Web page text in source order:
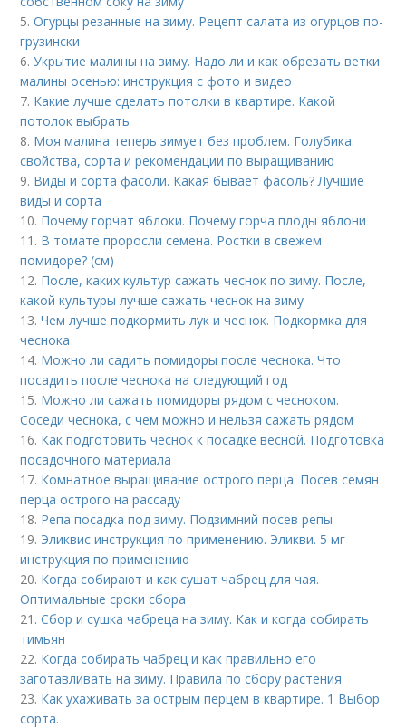
5.Огурцы резанные на зиму. Рецепт салата из огурцов по-
грузински
6.Укрытие малины на зиму. Надо ли и как обрезать ветки
малины осенью: инструкция с фото и видео
7. Какие лучше сделать потолки в квартире. Какой
потолок выбрать
8. Моя малина теперь зимует без проблем. Голубика:
свойства, сорта и рекомендации по выращиванию
9. Виды и сорта фасоли. Какая бывает фасоль? Лучшие
виды и сорта
10. Почему горчат яблоки. Почему горча плоды яблони
11. В томате проросли семена. Ростки в свежем
помидоре? (см)
12. После, каких культур сажать чеснок по зиму. После,
какой культуры лучше сажать чеснок на зиму
13.Чем лучше подкормить лук и чеснок. Подкормка для
чеснока
14. Можно ли садить помидоры после чеснока. Что
посадить после чеснока на следующий год
15. Можно ли сажать помидоры рядом с чесноком.
Соседи чеснока, с чем можно и нельзя сажать рядом
16. Как подготовить чеснок к посадке весной. Подготовка
посадочного материала
17. Комнатное выращивание острого перца. Посев семян
перца острого на рассаду
18. Репа посадка под зиму. Подзимний посев репы
19. Эликвис инструкция по применению. Эликви. 5 мг -
инструкция по применению
20. Когда собирают и как сушат чабрец для чая.
Оптимальные сроки сбора
21.Сбор и сушка чабреца на зиму. Как и когда собирать
тимьян
22. Когда собирать чабрец и как правильно его
заготавливать на зиму. Правила по сбору растения
23. Как ухаживать за острым перцем в квартире. 1 Выбор
сорта.